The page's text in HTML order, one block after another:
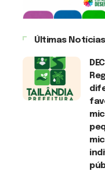
Últimas Notícias